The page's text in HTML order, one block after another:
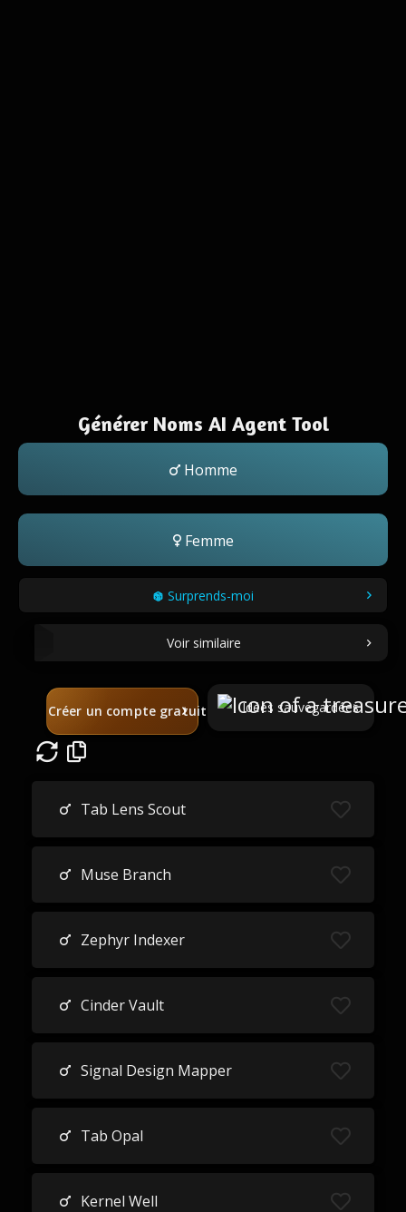
Générer Noms AI Agent Tool
Homme
Femme
Surprends-moi
Voir similaire
Créer un compte gratuit Idées sauvegardées
Tab Lens Scout
Muse Branch
Zephyr Indexer
Cinder Vault
Signal Design Mapper
Tab Opal
Kernel Well